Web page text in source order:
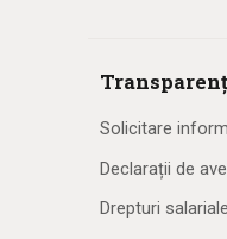
Solicitare
Declarații de
Drepturi salariale